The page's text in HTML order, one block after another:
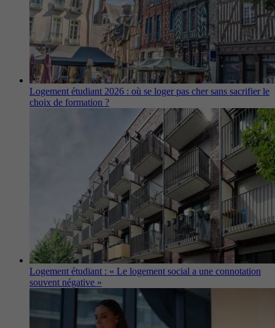
Logement étudiant 2026 : où se loger pas cher sans sacrifier le
choix de formation ?
Logement étudiant : « Le logement social a une connotation
souvent négative »